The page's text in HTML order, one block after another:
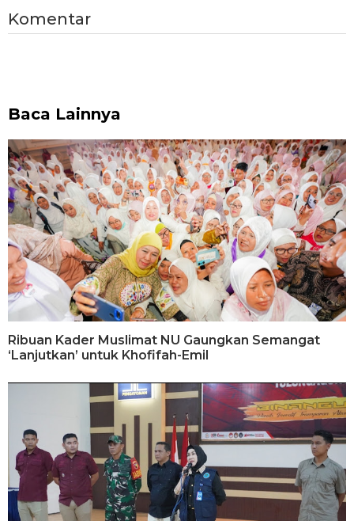
Komentar
Baca Lainnya
Ribuan Kader Muslimat NU Gaungkan Semangat
‘Lanjutkan’ untuk Khofifah-Emil